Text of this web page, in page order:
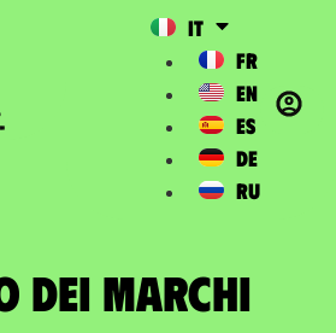
IT
FR
EN
ES
DE
RU
dei marchi​